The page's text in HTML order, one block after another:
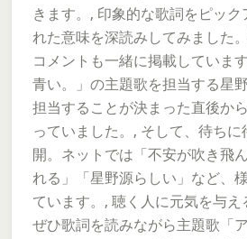
きます。, 印象的な歌詞をピッ
れた意味を深読みしてみました
コメントも一緒に掲載していま
青い。」の主題歌を担当する星
担当することが決まった直後か
っていました。, そして、待ち
開。ネットでは「不安が吹き飛
れる」「星野源らしい」など、
ています。, 聴く人に元気を与え
ぜひ歌詞を読みながら主題歌「